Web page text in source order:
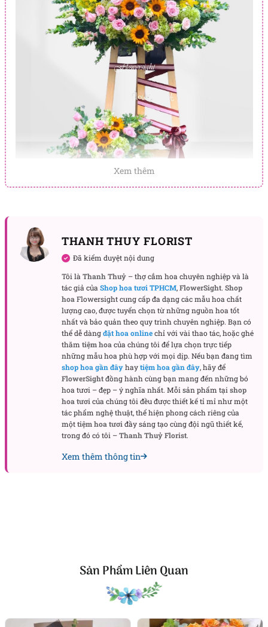
Kệ hoa “Tươi Sáng” – Khơi nguồn cảm hứng, thắp
sáng hành trình phát triển
Từng đóa hoa được tuyển chọn tỉ mỉ mang hàm ý
tốt đẹp về một tương lai rộng mở, phát triển bền
vững, là lời chúc mừng đầy ý nghĩa dành cho tập
thể, doanh nghiệp hay tổ chức bước vào giai đoạn
mới nhiều thành công vang dội.
Món quà mừng đại hội tinh tế – Biểu tượng của sự
đoàn kết, bứt phá và thắng lợi
Kệ hoa “Tươi Sáng” không chỉ thể hiện sự trang
trọng mà còn truyền tải sự kỳ vọng vào những bước
tiến đột phá, vững vàng vươn cao, gặt hái nhiều
thành tựu đáng tự hào trong tương lai.
hoa chúc mừng sinh nhật đẹp nhất
Xem thêm
THANH THUY FLORIST
Đã kiểm duyệt nội dung
Tôi làThanh Thuỷ – thợ cắm hoa chuyên nghiệp và là
tác giả củaShop hoa tươi TPHCM,FlowerSight. Shop
hoaFlowersight cung cấp đa dạng các mẫu hoa chất
lượng cao, được tuyển chọn từ những nguồn hoa tốt
nhất và bảo quản theo quy trình chuyên nghiệp. Bạn có
thể dễ dàngđặt hoa onlinechỉ với vài thao tác, hoặc ghé
thămtiệm hoacủa chúng tôi để lựa chọn trực tiếp
những mẫu hoa phù hợp với mọi dịp. Nếu bạn đang tìm
shop hoa gần đâyhaytiệm hoa gần đây, hãy để
FlowerSightđồng hành cùng bạn mang đến những bó
hoa tươi – đẹp – ý nghĩa nhất. Mỗi sản phẩm tạishop
hoa tươicủa chúng tôi đều được thiết kế tỉ mỉ như một
tác phẩm nghệ thuật, thể hiện phong cách riêng của
mộttiệm hoa tươiđầy sáng tạo cùng đội ngũ thiết kế,
trong đó có tôi –Thanh Thuỷ Florist.
Xem thêm thông tin
Sản Phẩm Liên Quan